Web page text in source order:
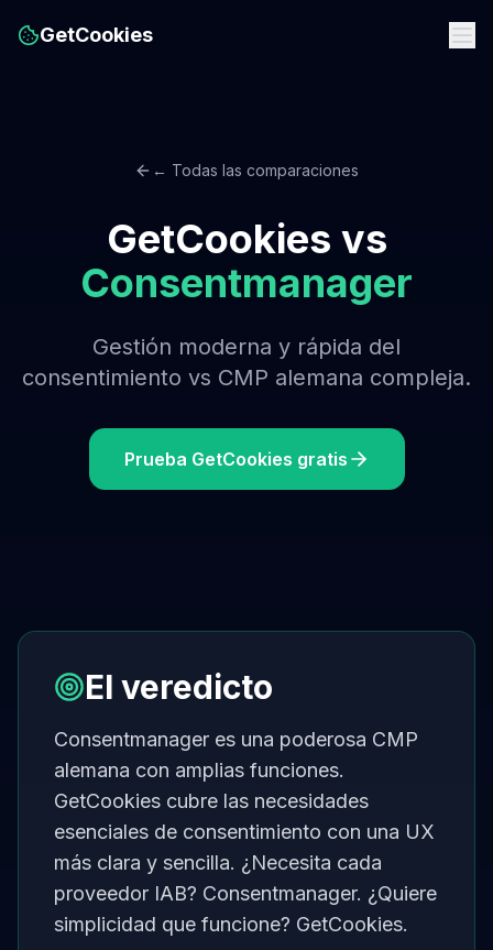
GetCookies
← Todas las comparaciones
GetCookies vs
Consentmanager
Gestión moderna y rápida del
consentimiento vs CMP alemana compleja.
Prueba GetCookies gratis
El veredicto
Consentmanager es una poderosa CMP
alemana con amplias funciones.
GetCookies cubre las necesidades
esenciales de consentimiento con una UX
más clara y sencilla. ¿Necesita cada
proveedor IAB? Consentmanager. ¿Quiere
simplicidad que funcione? GetCookies.